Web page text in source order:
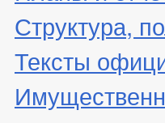
Структура,
Тексты